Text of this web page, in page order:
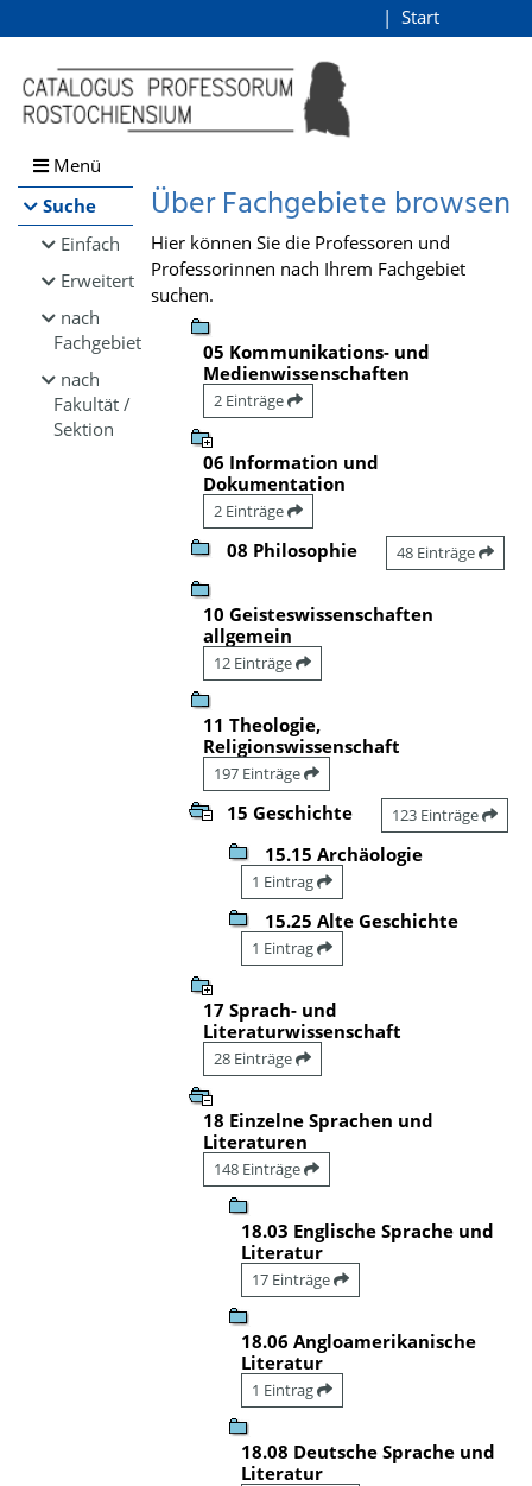
Browsen
direkt zum Inhalt
Start
Menü
Suche
Einfach
Erweitert
nach
Fachgebiet
nach
Fakultät /
Sektion
Über Fachgebiete browsen
Hier können Sie die Professoren und
Professorinnen nach Ihrem Fachgebiet
suchen.
05 Kommunikations- und
Medienwissenschaften
2 Einträge
06 Information und
Dokumentation
2 Einträge
08 Philosophie 48 Einträge
10 Geisteswissenschaften
allgemein
12 Einträge
11 Theologie,
Religionswissenschaft
197 Einträge
15 Geschichte 123 Einträge
15.15 Archäologie
1 Eintrag
15.25 Alte Geschichte
1 Eintrag
17 Sprach- und
Literaturwissenschaft
28 Einträge
18 Einzelne Sprachen und
Literaturen
148 Einträge
18.03 Englische Sprache und
Literatur
17 Einträge
18.06 Angloamerikanische
Literatur
1 Eintrag
18.08 Deutsche Sprache und
Literatur